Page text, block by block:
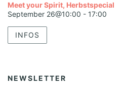
Meet your Spirit, Herbstspecial
September 26@10:00 - 17:00
INFOS
NEWSLETTER